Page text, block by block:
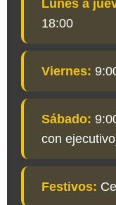
Lunes a
18:00
Viernes:
Sábado:
con
Festivos: